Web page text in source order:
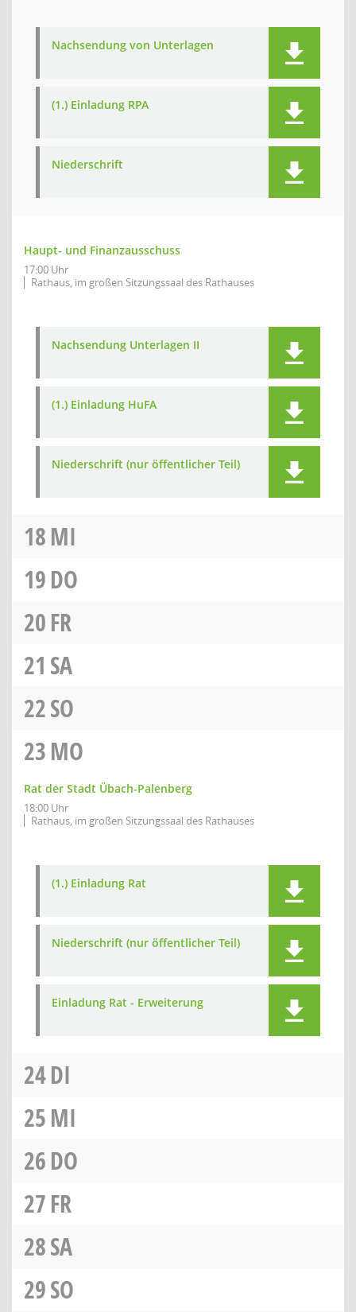
Nachsendung von Unterlagen
(1.) Einladung RPA
Niederschrift
Haupt- und Finanzausschuss
17:00 Uhr
Rathaus, im großen Sitzungssaal des Rathauses
Nachsendung Unterlagen II
(1.) Einladung HuFA
Niederschrift (nur öffentlicher Teil)
18MI
19DO
20FR
21 SA
22SO
23MO
Rat der Stadt Übach-Palenberg
18:00 Uhr
Rathaus, im großen Sitzungssaal des Rathauses
(1.) Einladung Rat
Niederschrift (nur öffentlicher Teil)
Einladung Rat - Erweiterung
24DI
25MI
26DO
27FR
28SA
29SO